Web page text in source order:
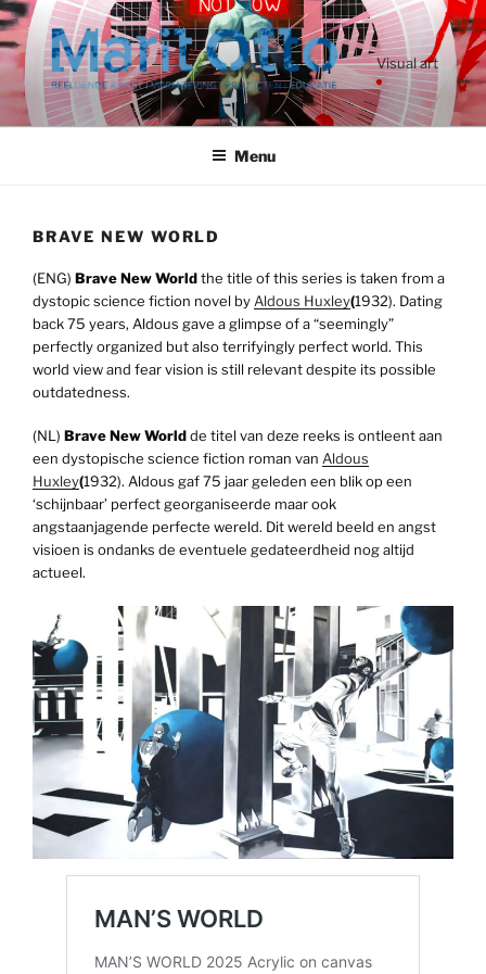
Ga
naar
de
inhoud
Visual art
Menu
BRAVE NEW WORLD
(ENG) Brave New Worldthe title of this series is taken from a
dystopic science fiction novel by Aldous Huxley(1932). Dating
back 75 years, Aldous gave a glimpse of a “seemingly”
perfectly organized but also terrifyingly perfect world. This
world view and fear vision is still relevant despite its possible
outdatedness.
(NL) Brave New Worldde titel van deze reeks is ontleent aan
een dystopische science fiction roman van Aldous
Huxley(1932). Aldous gaf 75 jaar geleden een blik op een
‘schijnbaar’ perfect georganiseerde maar ook
angstaanjagende perfecte wereld. Dit wereld beeld en angst
visioen is ondanks de eventuele gedateerdheid nog altijd
actueel.